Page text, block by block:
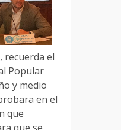
recuerda el
Popular
y medio
en el
que